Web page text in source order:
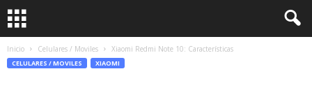
Inicio Celulares / Moviles Xiaomi Redmi Note 10: Características
CELULARES / MOVILES XIAOMI